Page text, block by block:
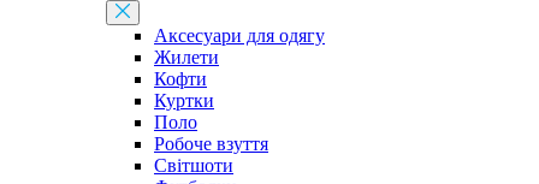
Аксесуари для одягу
Жилети
Кофти
Куртки
Поло
Робоче взуття
Світшоти